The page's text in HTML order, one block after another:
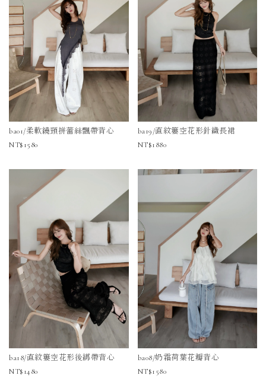
ba01/柔軟繞頸拼蕾絲飄帶背心
1580
ba19/直紋簍空花形針織長裙
1880
ba18/直紋簍空花形後綁帶背心
1480
ba08/奶霜荷葉花瓣背心
1580